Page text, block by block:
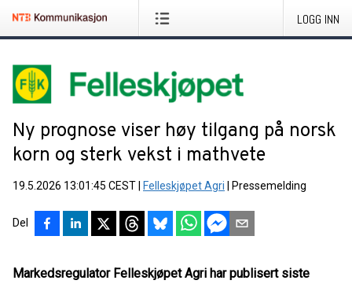
LOGG INN
Ny prognose viser høy tilgang på norsk
korn og sterk vekst i mathvete
19.5.2026 13:01:45 CEST Felleskjøpet Agri Pressemelding
Del
Markedsregulator Felleskjøpet Agri har publisert siste